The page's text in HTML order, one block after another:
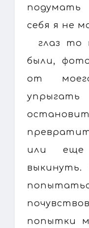
подумать
себя я не
глаз то
были,
от
или
попытки